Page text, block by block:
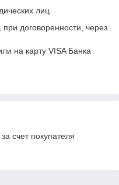
лиц
договоренности, через
на карту VISA Банка
счет покупателя